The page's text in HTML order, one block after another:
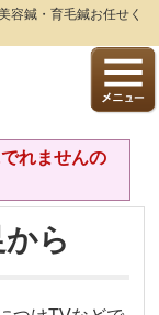
容鍼・育毛鍼お任せく
れませんの
ら